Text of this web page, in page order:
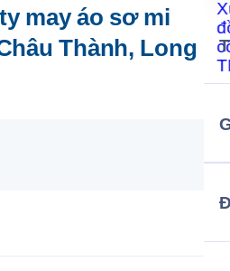
An
may áo sơ mi
Thành, Long